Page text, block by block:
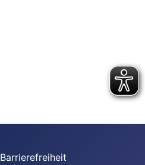
Barrierefreiheit